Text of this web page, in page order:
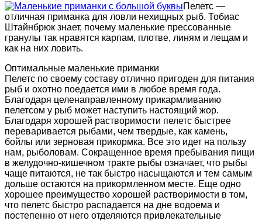
Пелетс —
отличная приманка для ловли нехищных рыб. Тобиас
Штайнбрюк знает, почему маленькие прессованные
гранулы так нравятся карпам, плотве, линям и лещам и
как на них ловить.
Оптимальные маленькие приманки
Пелетс по своему составу отлично пригоден для питания
рыб и охотно поедается ими в любое время года.
Благодаря целенаправленному прикармливанию
пелетсом у рыб может наступить настоящий жор.
Благодаря хорошей растворимости пелетс быстрее
переваривается рыбами, чем твердые, как камень,
бойлы или зерновая прикормка. Все это идет на пользу
нам, рыболовам. Сокращенное время пребывания пищи
в желудочно-кишечном тракте рыбы означает, что рыбы
чаще питаются, не так быстро насыщаются и тем самым
дольше остаются на прикормленном месте. Еще одно
хорошее преимущество хорошей растворимости в том,
что пелетс быстро распадается на дне водоема и
постепенно от него отделяются привлекательные